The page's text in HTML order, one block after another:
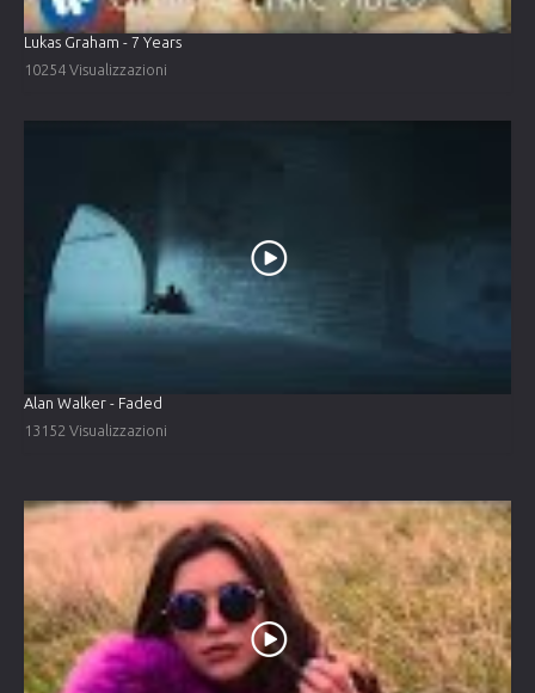
Lukas Graham - 7 Years
10254 Visualizzazioni
Alan Walker - Faded
13152 Visualizzazioni